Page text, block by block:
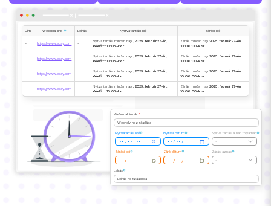
Cím Weboldal link Leírás Nyitvatartási idő Zárási idő
- https://www.ebay.com - Nyitva tartás: minden nap, 2025. február 27-én,
délelőtt 10:05-kor
Zárás minden nap2025. február 27-én
10:06:00-kor
- https://www.ebay.com - Nyitva tartás: minden nap, 2025. február 27-én,
délelőtt 10:05-kor
Zárás minden nap2025. február 27-én
10:06:00-kor
- https://www.ebay.com - Nyitva tartás: minden nap, 2025. február 27-én,
délelőtt 10:05-kor
Zárás minden nap2025. február 27-én
10:06:00-kor
- https://www.ebay.com - Nyitva tartás: minden nap, 2025. február 27-én,
délelőtt 10:05-kor
Zárás minden nap2025. február 27-én
10:06:00-kor
Weboldal linkek *
Webhely hozzáadása
Nyitvatartási idő Nyitási dátum
Nyitva tartás a nap folyamán
-
Zárási idő Záró dátum
Zárás aznap
-
Leírás
Leírás hozzáadása